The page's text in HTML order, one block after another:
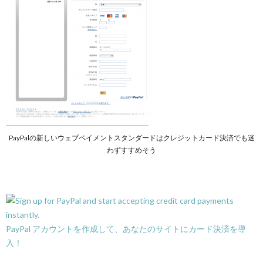
PayPalの新しいウェブペイメントスタンダードはクレジットカード決済でも迷
わずすすめそう
PayPal アカウントを作成して、あなたのサイトにカード決済を導
入！